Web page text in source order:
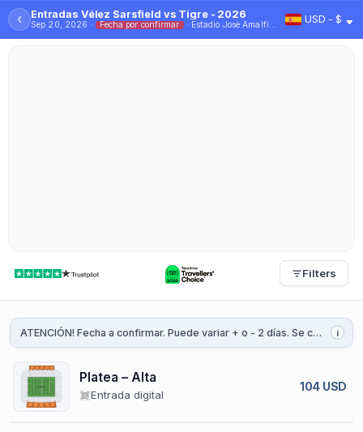
‹ Entradas Vélez Sarsfield vs Tigre - 2026
Sep 20, 2026 · Fecha por confirmar · Estadio José Amalfitani USD - $
Filters
ATENCIÓN! Fecha a confirmar. Puede variar + o - 2 días. Se confirmará 1 o 2 semanas antes del partido. i
Platea – Alta
Entrada digital
104 USD